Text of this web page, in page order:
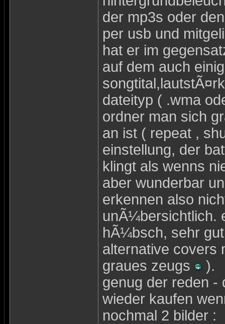
der mp3s oder
per usb und
hat er im
auf dem auch
dateityp ( .wma
ordner man sich
an ist ( repeat ,
einstellung, der
klingt als wenns
aber wunderbar
erkennen also
unÃ¼bersichtlich.
hÃ¼bsch, sehr
alternative covers
graues zeugs
).
genug der reden -
wieder kaufen
nochmal 2 bilder :